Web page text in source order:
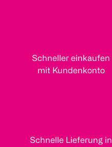
Schneller einkaufen
mit Kundenkonto
Schnelle Lieferung in